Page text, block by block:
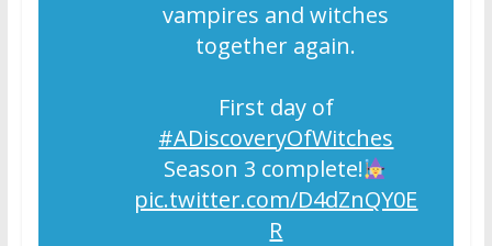
vampires and witches
together again.
First day of
#ADiscoveryOfWitches
Season 3 complete!
pic.twitter.com/D4dZnQY0E
R